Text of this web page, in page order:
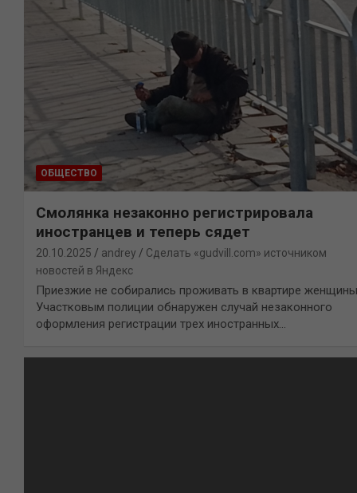
ОБЩЕСТВО
Смолянка незаконно регистрировала
иностранцев и теперь сядет
20.10.2025 andrey
Сделать «gudvill.com» источником
новостей в Яндекс
Приезжие не собирались проживать в квартире женщины
Участковым полиции обнаружен случай незаконного
оформления регистрации трех иностранных…